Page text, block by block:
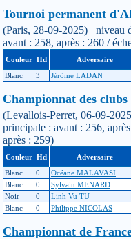
Tournoi permanent
(Paris, 28-09-2025) niveau
avant : 258, après : 260 /
Couleur Hd Adversaire
Blanc
3 Jérôme LADAN
Championnat des
(Levallois-Perret, 06-09-
principale : avant : 256,
après : 259)
Couleur Hd Adversaire
Blanc
0 Océane MALAVASI
Blanc
0 Sylvain MENARD
Noir
0 Linh Vu TU
Blanc
0 Philippe NICOLAS
Championnat de